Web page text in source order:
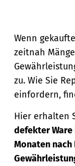
Wenn
zeitnah
zu. Wie Sie
einfordern,
Hier erhalten
defekter
Monaten nach